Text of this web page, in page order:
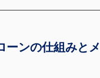
ーンの仕組みと